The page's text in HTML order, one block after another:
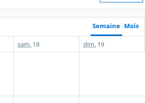
Semaine Mois
sam. 18 dim. 19